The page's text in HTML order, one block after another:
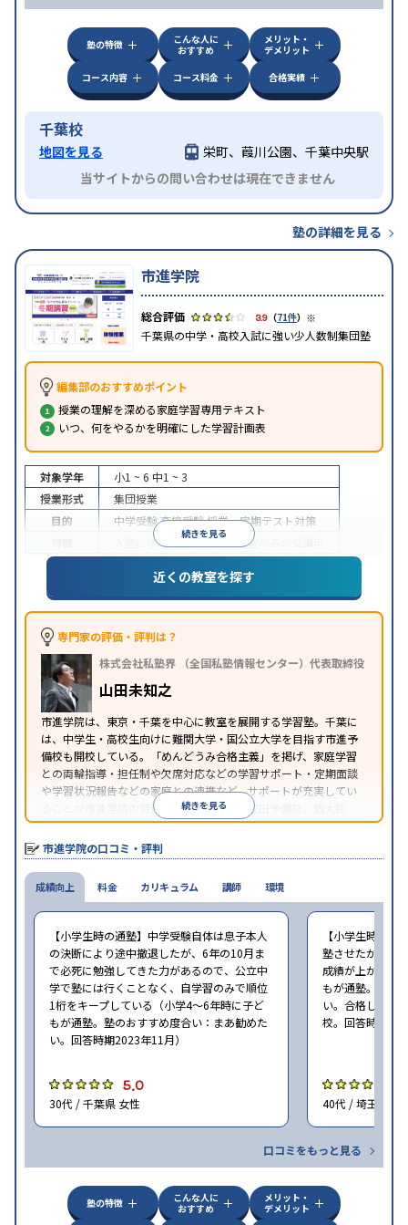
塾の特徴
こんな人に
おすすめ
メリット・
デメリット
コース内容
コース料金 合格実績
千葉校
地図を見る
栄町、葭川公園、千葉中央駅
当サイトからの問い合わせは現在できません
塾の詳細を見る
市進学院
3.9 （71件） ※
千葉県の中学・高校入試に強い少人数制集団塾
編集部のおすすめポイント
授業の理解を深める家庭学習専用テキスト
いつ、何をやるかを明確にした学習計画表
続きを見る
対象学年 小1 ~ 6 中1 ~ 3
授業形式
集団授業
目的
中学受験高校受験授業・定期テスト対策
入塾に学力基準あり季節講習のみの受講可
※2023年10月調査。
を参照
近くの教室を探す
専門家の評価・評判は？
株式会社私塾界 （全国私塾情報センター）代表取締役
山田未知之
市進学院は、東京・千葉を中心に教室を展開する学習塾。千葉に
は、中学生・高校生向けに難関大学・国公立大学を目指す市進予
備校も開校している。「めんどうみ合格主義」を掲げ、家庭学習
との両輪指導・担任制や欠席対応などの学習サポート・定期面談
や学習状況報告などの家庭との連携など、サポートが充実してい
ることが市進学院の特徴。桐杏学園、NPS成田予備校、個太郎
塾、茨進、典和進学ゼミナールなども市進グループの学習塾・予
備校だ。
続きを見る
市進学院の口コミ・評判
成績向上
【小学生時の通塾】中学受験自体は息子本人
の決断により途中撤退したが、6年の10月ま
で必死に勉強してきた力があるので、公立中
学で塾には行くことなく、自学習のみで順位
1桁をキープしている（小学4〜6年時に子ど
もが通塾。塾のおすすめ度合い：まあ勧めた
い。回答時期2023年11月）
5.0
30代 / 千葉県 女性
【小学生時の通
塾させたが、無
成績が上がった
もが通塾。塾の
い。合格した中
校。回答時期
40代 / 埼玉県 男
口コミをもっと見る
料金 カリキュラム 講師 環境
塾の特徴
こんな人に
おすすめ
メリット・
デメリット